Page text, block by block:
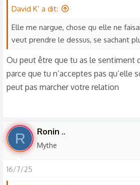
David K’ a dit:
Elle me nargue, chose qu elle ne
veut prendre le dessus, se sachant
Ou peut être que tu as le sentiment
parce que tu n’acceptes pas qu’elle
peut pas marcher votre relation
R Ronin ..
Mythe
16/7/25